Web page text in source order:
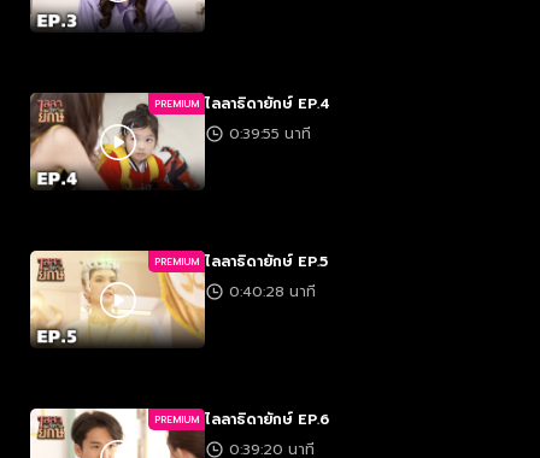
PREMIUM ไลลาธิดายักษ์ EP.4
0:39:55 นาที
PREMIUM ไลลาธิดายักษ์ EP.5
0:40:28 นาที
PREMIUM ไลลาธิดายักษ์ EP.6
0:39:20 นาที